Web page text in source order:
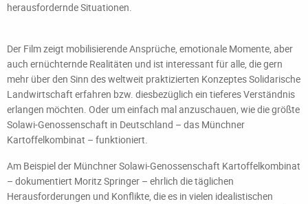
herausfordernde Situationen.
Der Film zeigt mobilisierende Ansprüche, emotionale Momente, aber
auch ernüchternde Realitäten und ist interessant für alle, die gern
mehr über den Sinn des weltweit praktizierten Konzeptes Solidarische
Landwirtschaft erfahren bzw. diesbezüglich ein tieferes Verständnis
erlangen möchten. Oder um einfach mal anzuschauen, wie die größte
Solawi-Genossenschaft in Deutschland – das Münchner
Kartoffelkombinat – funktioniert.
Am Beispiel der Münchner Solawi-Genossenschaft Kartoffelkombinat
– dokumentiert Moritz Springer – ehrlich die täglichen
Herausforderungen und Konflikte, die es in vielen idealistischen